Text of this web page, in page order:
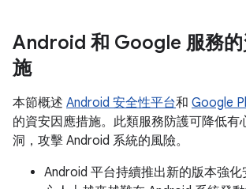
Android 和 Google 服務的
施
本節概述 Android 安全性平台和 Google
的資安因應措施。此類服務防護可降低有
洞，攻擊 Android 系統的風險。
Android 平台持續推出新的版本強